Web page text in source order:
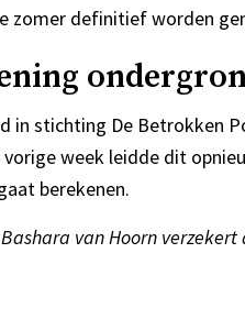
zomer definitief worden
in stichting De Betrokken
week leidde dit
berekenen.
van Hoorn